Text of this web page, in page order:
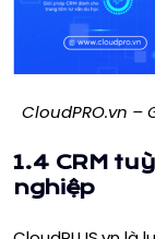
CloudPRO.vn –
1.4 CRM
nghiệp